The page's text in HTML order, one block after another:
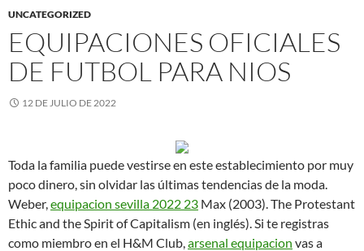
UNCATEGORIZED
EQUIPACIONES OFICIALES
DE FUTBOL PARA NIOS
12 DE JULIO DE 2022
Toda la familia puede vestirse en este establecimiento por muy
poco dinero, sin olvidar las últimas tendencias de la moda.
Weber,equipacion sevilla 2022 23 Max (2003). The Protestant
Ethic and the Spirit of Capitalism (en inglés). Si te registras
como miembro en el H&M Club,arsenal equipacion vas a